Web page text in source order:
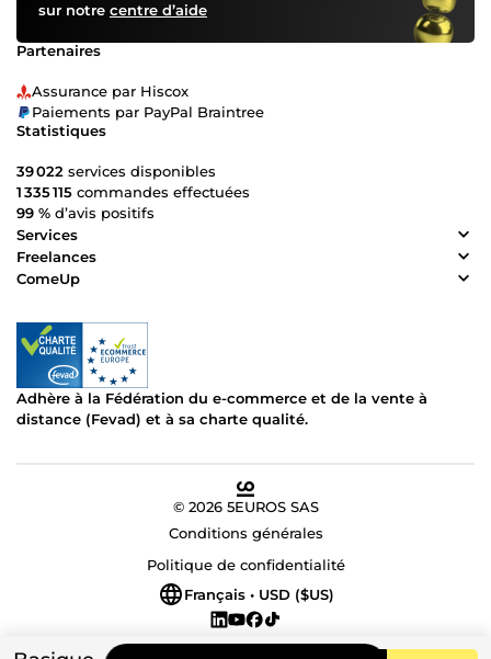
sur notre centre d’aide
Partenaires
Assurance par Hiscox
Paiements par PayPal Braintree
Statistiques
39 022 services disponibles
1 335 115 commandes effectuées
99 % d’avis positifs
Services
Freelances
ComeUp
Adhère à la Fédération du e-commerce et de la vente à
distance (Fevad) et à sa charte qualité.
© 2026 5EUROS SAS
Conditions générales
Politique de confidentialité
Français • USD ($US)